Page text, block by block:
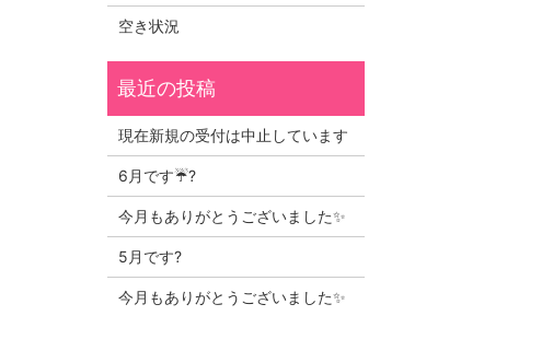
空き状況
現在新規の受付は中止しています
6月です☔?
今月もありがとうございました✨
5月です?
今月もありがとうございました✨